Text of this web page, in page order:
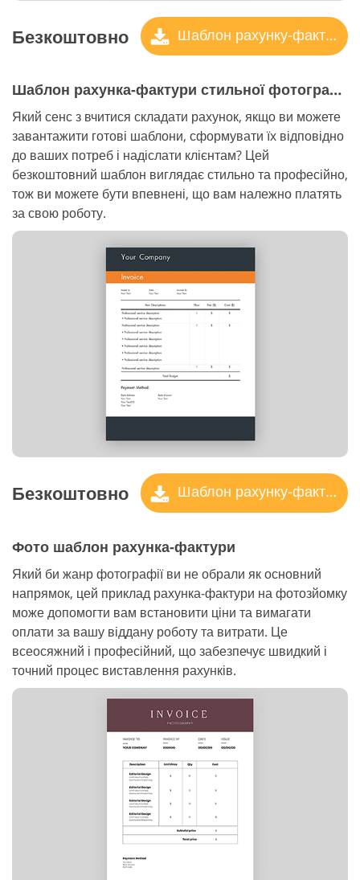
Безкоштовно Шаблон рахунку-фактури
Шаблон рахунка-фактури стильної фотографії
Який сенс з вчитися складати рахунок, якщо ви можете
завантажити готові шаблони, сформувати їх відповідно
до ваших потреб і надіслати клієнтам? Цей
безкоштовний шаблон виглядає стильно та професійно,
тож ви можете бути впевнені, що вам належно платять
за свою роботу.
Безкоштовно Шаблон рахунку-фактури
Фото шаблон рахунка-фактури
Який би жанр фотографії ви не обрали як основний
напрямок, цей приклад рахунка-фактури на фотозйомку
може допомогти вам встановити ціни та вимагати
оплати за вашу віддану роботу та витрати. Це
всеосяжний і професійний, що забезпечує швидкий і
точний процес виставлення рахунків.